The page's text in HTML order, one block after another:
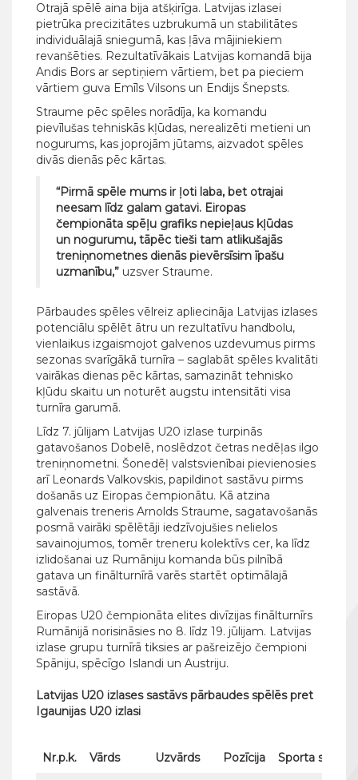
Otrajā spēlē aina bija atšķirīga. Latvijas izlasei
pietrūka precizitātes uzbrukumā un stabilitātes
individuālajā sniegumā, kas ļāva mājiniekiem
revanšēties. Rezultatīvākais Latvijas komandā bija
Andis Bors ar septiņiem vārtiem, bet pa pieciem
vārtiem guva Emīls Vilsons un Endijs Šnepsts.
Straume pēc spēles norādīja, ka komandu
pievīlušas tehniskās kļūdas, nerealizēti metieni un
nogurums, kas joprojām jūtams, aizvadot spēles
divās dienās pēc kārtas.
“Pirmā spēle mums ir ļoti laba, bet otrajai
neesam līdz galam gatavi. Eiropas
čempionāta spēļu grafiks nepieļaus kļūdas
un nogurumu, tāpēc tieši tam atlikušajās
treniņnometnes dienās pievērsīsim īpašu
uzmanību,” uzsver Straume.
Pārbaudes spēles vēlreiz apliecināja Latvijas izlases
potenciālu spēlēt ātru un rezultatīvu handbolu,
vienlaikus izgaismojot galvenos uzdevumus pirms
sezonas svarīgākā turnīra – saglabāt spēles kvalitāti
vairākas dienas pēc kārtas, samazināt tehnisko
kļūdu skaitu un noturēt augstu intensitāti visa
turnīra garumā.
Līdz 7. jūlijam Latvijas U20 izlase turpinās
gatavošanos Dobelē, noslēdzot četras nedēļas ilgo
treniņnometni. Šonedēļ valstsvienībai pievienosies
arī Leonards Valkovskis, papildinot sastāvu pirms
došanās uz Eiropas čempionātu. Kā atzina
galvenais treneris Arnolds Straume, sagatavošanās
posmā vairāki spēlētāji iedzīvojušies nelielos
savainojumos, tomēr treneru kolektīvs cer, ka līdz
izlidošanai uz Rumāniju komanda būs pilnībā
gatava un finālturnīrā varēs startēt optimālajā
sastāvā.
Eiropas U20 čempionāta elites divīzijas finālturnīrs
Rumānijā norisināsies no 8. līdz 19. jūlijam. Latvijas
izlase grupu turnīrā tiksies ar pašreizējo čempioni
Spāniju, spēcīgo Islandi un Austriju.
Latvijas U20 izlases sastāvs pārbaudes spēlēs pret
Igaunijas U20 izlasi
Nr.p.k. Vārds Uzvārds Pozīcija Sporta skola